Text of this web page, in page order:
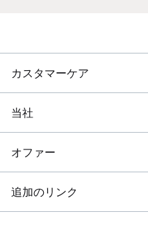
カスタマーケア
当社
オファー
追加のリンク